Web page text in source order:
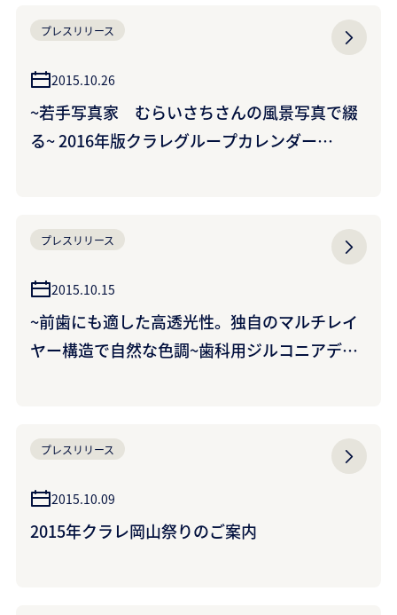
プレスリリース
2015.10.26
~若手写真家 むらいさちさんの風景写真で綴
る~ 2016年版クラレグループカレンダー
プレスリリース
2015.10.15
~前歯にも適した高透光性。独自のマルチレイ
ヤー構造で自然な色調~歯科用ジルコニアディ
プレスリリース
2015.10.09
2015年クラレ岡山祭りのご案内